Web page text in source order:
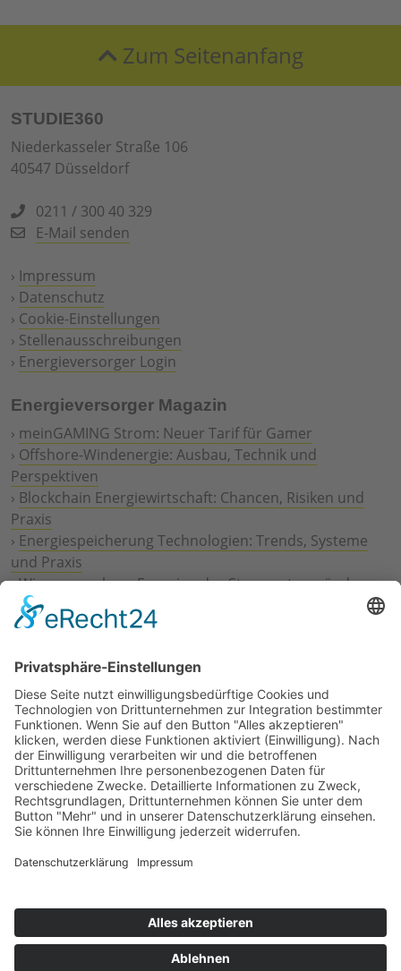
Zum Seitenanfang
STUDIE360
Niederkasseler Straße 106
40547 Düsseldorf
0211 / 300 40 329
E-Mail senden
› Impressum
› Datenschutz
› Cookie-Einstellungen
› Stellenausschreibungen
› Energieversorger Login
Energieversorger Magazin
› meinGAMING Strom: Neuer Tarif für Gamer
› Offshore-Windenergie: Ausbau, Technik und
Perspektiven
› Blockchain Energiewirtschaft: Chancen, Risiken und
Praxis
› Energiespeicherung Technologien: Trends, Systeme
und Praxis
›Wie erneuerbare Energien das Stromnetz verändern
Digitalisierung Energiewirtschaft: Effizienz, Netze und
Prozesse
Geschäftsmodelle
›Vorstandswechsel Westenergie: Böddeling übernimmt
befristet
›Wasserstoff-Hochlauf: Dialog, Infrastruktur und
konkrete Schritte
›Solaranlage Regenbogenfarben: FC St. Pauli und
LichtBlick installieren erste weltweite Anlage
Jetzt an der STUDIE360 teilnehmen
Wir möchten Transparenz mit einheitlichen Kriterien
kostenlose Teilnahme wichtig. Die Ergebnisse werden
umgehend nach Teilnahme und Auswertung auf
unserer Webseite zur Verfügung gestellt.